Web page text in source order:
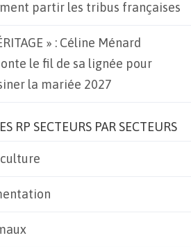
partir les tribus françaises
» : Céline Ménard
le fil de sa lignée pour
la mariée 2027
RP SECTEURS PAR SECTEURS